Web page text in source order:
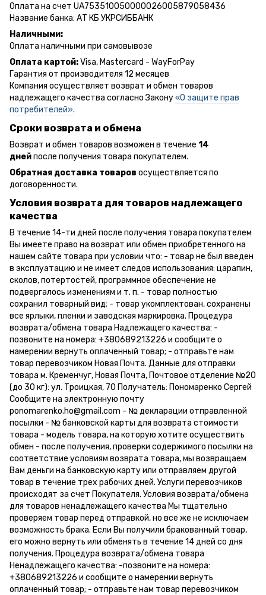
Оплата на счет UA753510050000026005879058436
Название банка: АТ КБ УКРСИББАНК
Наличными:
Оплата наличными при самовывозе
Оплата картой:Visa, Mastercard - WayForPay
Гарантия от производителя 12 месяцев
Компания осуществляет возврат и обмен товаров
надлежащего качества согласно Закону«О защите прав
потребителей».
Сроки возврата и обмена
Возврат и обмен товаров возможен в течение 14
днейпосле получения товара покупателем.
Обратная доставка товаров осуществляется по
договоренности.
Условия возврата для товаров надлежащего
качества
В течение 14-ти дней после получения товара покупателем
Вы имеете право на возврат или обмен приобретенного на
нашем сайте товара при условии что: - товар не был введен
в эксплуатацию и не имеет следов использования: царапин,
сколов, потертостей, программное обеспечение не
подвергалось изменениям и т. п. - товар полностью
сохранил товарный вид; - товар укомплектован, сохранены
все ярлыки, пленки и заводская маркировка. Процедура
возврата/обмена товара Надлежащего качества: -
позвоните на номера: +380689213226 и сообщите о
намерении вернуть оплаченный товар; - отправьте нам
товар перевозчиком Новая Почта. Данные для отправки
товара м. Кременчуг, Новая Почта, Почтовое отделение №20
(до 30 кг): ул. Троицкая, 70 Получатель: Пономаренко Сергей
Сообщите на электронную почту
ponomarenko.ho@gmail.com - № декларации отправленной
посылки - № банковской карты для возврата стоимости
товара - модель товара, на которую хотите осуществить
обмен - после получения, проверки содержимого посылки на
соответствие условиям возврата товара, мы возвращаем
Вам деньги на банковскую карту или отправляем другой
товар в течение трех рабочих дней. Услуги перевозчиков
происходят за счет Покупателя. Условия возврата/обмена
для товаров ненадлежащего качества Мы тщательно
проверяем товар перед отправкой, но все же не исключаем
возможность брака. Если Вы получили бракованный товар,
его можно вернуть или обменять в течение 14 дней со дня
получения. Процедура возврата/обмена товара
Ненадлежащего качества: -позвоните на номера:
+380689213226 и сообщите о намерении вернуть
оплаченный товар; - отправьте нам товар перевозчиком